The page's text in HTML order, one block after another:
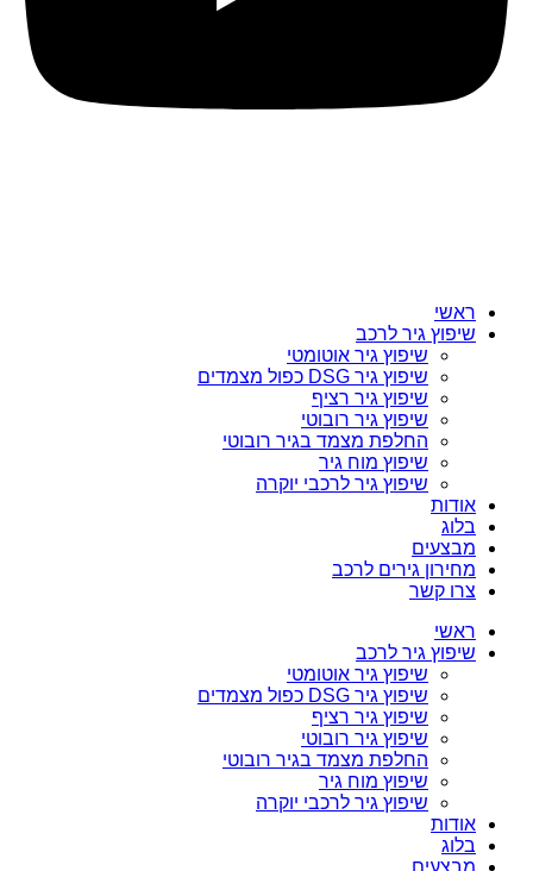
ראשי
שיפוץ גיר לרכב
שיפוץ גיר אוטומטי
שיפוץ גיר DSG כפול מצמדים
שיפוץ גיר רציף
שיפוץ גיר רובוטי
החלפת מצמד בגיר רובוטי
שיפוץ מוח גיר
שיפוץ גיר לרכבי יוקרה
אודות
בלוג
מבצעים
מחירון גירים לרכב
צרו קשר
ראשי
שיפוץ גיר לרכב
שיפוץ גיר אוטומטי
שיפוץ גיר DSG כפול מצמדים
שיפוץ גיר רציף
שיפוץ גיר רובוטי
החלפת מצמד בגיר רובוטי
שיפוץ מוח גיר
שיפוץ גיר לרכבי יוקרה
אודות
בלוג
מבצעים